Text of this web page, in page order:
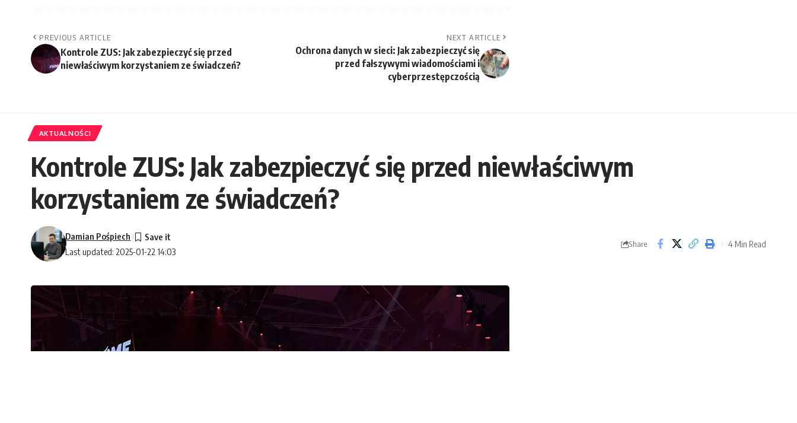
PREVIOUS ARTICLE
Kontrole ZUS: Jak zabezpieczyć się przed
niewłaściwym korzystaniem ze świadczeń?
NEXT ARTICLE
Ochrona danych w sieci: Jak zabezpieczyć się
przed fałszywymi wiadomościami i
cyberprzestępczością
AKTUALNOŚCI
Kontrole ZUS: Jak zabezpieczyć się przed niewłaściwym
korzystaniem ze świadczeń?
Last updated: 2025-01-22 14:03
Damian Pośpiech
Share 4 Min Read